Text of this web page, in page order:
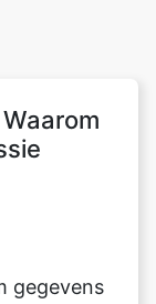
gegevens
Het
te